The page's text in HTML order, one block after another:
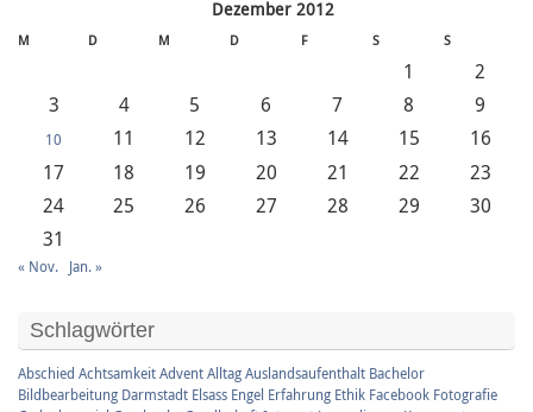
Dezember 2012
M D M D F S S
1
2
3
4 5 6 7 8 9
10 11 12 13 14 15
16
17
18 19 20 21 22
23
24
25 26 27 28 29
30
31
« Nov. Jan. »
Schlagwörter
Abschied AchtsamkeitAdventAlltagAuslandsaufenthalt Bachelor
Bildbearbeitung Darmstadt Elsass Engel Erfahrung Ethik Facebook Fotografie